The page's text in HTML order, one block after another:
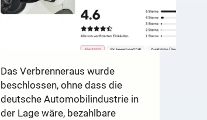
Das Verbrenneraus wurde
beschlossen, ohne dass die
deutsche Automobilindustrie in
der Lage wäre, bezahlbare